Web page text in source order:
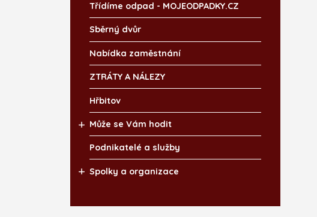
Třídíme odpad - MOJEODPADKY.CZ
Sběrný dvůr
Nabídka zaměstnání
ZTRÁTY A NÁLEZY
Hřbitov
Může se Vám hodit
Podnikatelé a služby
Spolky a organizace